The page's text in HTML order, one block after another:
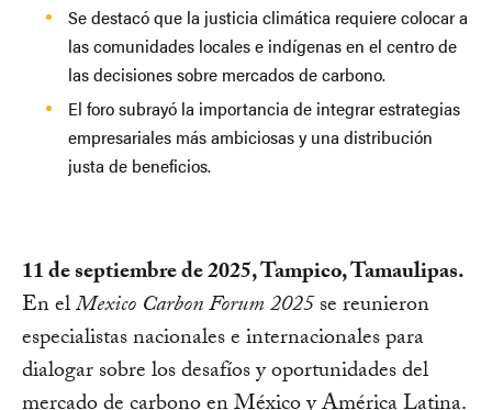
Se destacó que la justicia climática requiere colocar a
las comunidades locales e indígenas en el centro de
las decisiones sobre mercados de carbono.
El foro subrayó la importancia de integrar estrategias
empresariales más ambiciosas y una distribución
justa de beneficios.
11 de septiembre de 2025, Tampico, Tamaulipas.
En elMexico Carbon Forum 2025se reunieron
especialistas nacionales e internacionales para
dialogar sobre los desafíos y oportunidades del